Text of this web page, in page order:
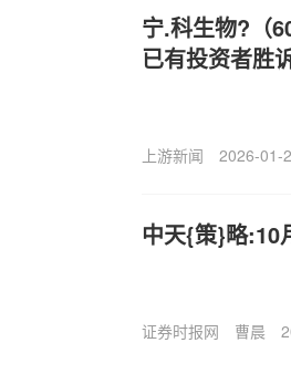
宁.科生物?（
已有投资者胜
上游新闻 2026-01-
中天{策}略:10
证券时报网 曹晨